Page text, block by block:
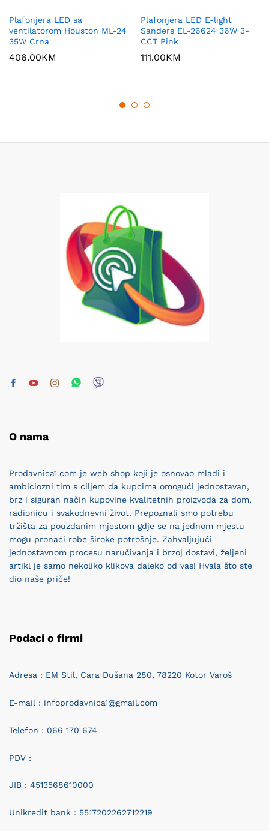
Plafonjera LED sa
ventilatorom Houston ML-24
35W Crna
406.00KM
Plafonjera LED E-light
Sanders EL-26624 36W 3-
CCT Pink
111.00KM
O nama
Prodavnica1.com je web shop koji je osnovao mladi i
ambiciozni tim s ciljem da kupcima omogući jednostavan,
brz i siguran način kupovine kvalitetnih proizvoda za dom,
radionicu i svakodnevni život. Prepoznali smo potrebu
tržišta za pouzdanim mjestom gdje se na jednom mjestu
mogu pronaći robe široke potrošnje. Zahvaljujući
jednostavnom procesu naručivanja i brzoj dostavi, željeni
artikl je samo nekoliko klikova daleko od vas! Hvala što ste
dio naše priče!
Podaci o firmi
Adresa : EM Stil, Cara Dušana 280, 78220 Kotor Varoš
E-mail : infoprodavnica1@gmail.com
Telefon : 066 170 674
PDV :
JIB : 4513568610000
Unikredit bank : 5517202262712219